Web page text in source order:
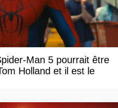
Man 5 pourrait être
Holland et il est le